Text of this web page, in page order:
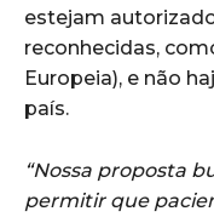
estejam
reconhecidas,
Europeia), e não
país.
“Nossa proposta
permitir que